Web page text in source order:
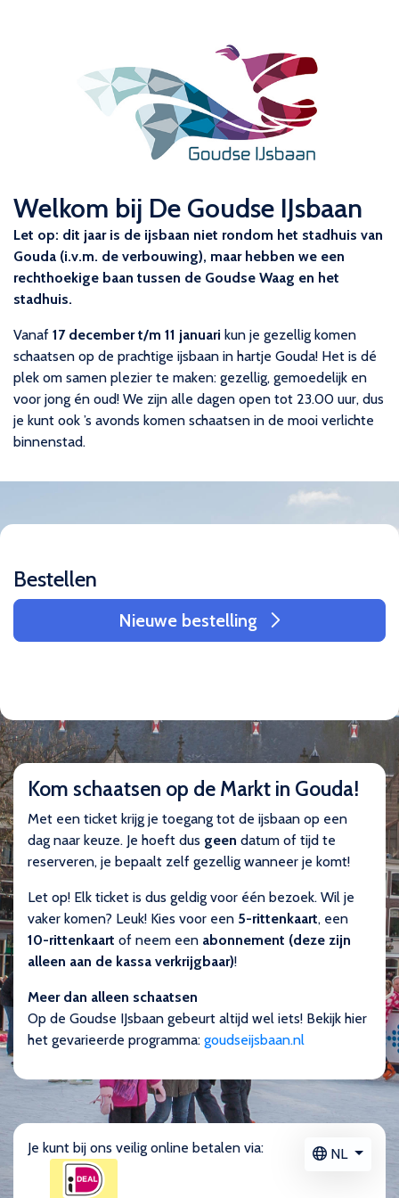
Welkom bij De Goudse IJsbaan
Let op: dit jaar is de ijsbaan niet rondom het stadhuis van
Gouda (i.v.m. de verbouwing), maar hebben we een
rechthoekige baan tussen de Goudse Waag en het
stadhuis.
Vanaf 17 december t/m 11 januari kun je gezellig komen
schaatsen op de prachtige ijsbaan in hartje Gouda! Het is dé
plek om samen plezier te maken: gezellig, gemoedelijk en
voor jong én oud! We zijn alle dagen open tot 23.00 uur, dus
je kunt ook ’s avonds komen schaatsen in de mooi verlichte
binnenstad.
Bestellen
Nieuwe bestelling
Kom schaatsen op de Markt in Gouda!
Met een ticket krijg je toegang tot de ijsbaan op een
dag naar keuze. Je hoeft dus geen datum of tijd te
reserveren, je bepaalt zelf gezellig wanneer je komt!
Let op! Elk ticket is dus geldig voor één bezoek. Wil je
vaker komen? Leuk! Kies voor een 5-rittenkaart, een
10-rittenkaart of neem een abonnement (deze zijn
alleen aan de kassa verkrijgbaar)!
Meer dan alleen schaatsen
Op de Goudse IJsbaan gebeurt altijd wel iets! Bekijk hier
het gevarieerde programma: goudseijsbaan.nl
Je kunt bij ons veilig online betalen via: NL